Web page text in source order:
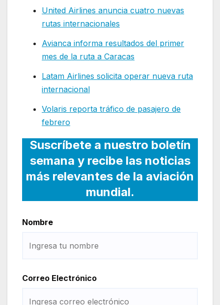
United Airlines anuncia cuatro nuevas
rutas internacionales
Avianca informa resultados del primer
mes de la ruta a Caracas
Latam Airlines solicita operar nueva ruta
internacional
Volaris reporta tráfico de pasajero de
febrero
Suscríbete a nuestro boletín
semana y recibe las noticias
más relevantes de la aviación
mundial.
Nombre
Correo Electrónico